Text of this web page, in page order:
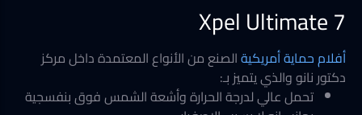
Xpel Ultimate 7
أفلام حماية أمريكيةالصنع من الأنواع المعتمدة داخل مركز
دكتور نانو والذي يتميز بـ:
تحمل عالي لدرجة الحرارة وأشعة الشمس فوق بنفسجية